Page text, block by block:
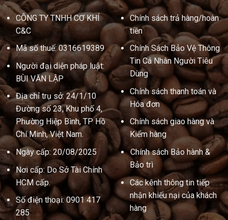
CÔNG TY TNHH CƠ KHÍ
C&C
Mã số thuế: 0316619389
Người đại diện pháp luật:
BÙI VĂN LẬP
Địa chỉ trụ sở: 24/1/10
Đường số 23, Khu phố 4,
Phường Hiệp Bình, TP Hồ
Chí Minh, Việt Nam.
Ngày cấp: 20/08/2025
Nơi cấp: Do Sở Tài Chính
HCM cấp.
Số điện thoại: 0901 417
285
Chính sách trả hàng/hoàn
tiền
Chính Sách Bảo Vệ Thông
Tin Cá Nhân Người Tiêu
Dùng
Chính sách thanh toán và
Hóa đơn
Chính sách giao hàng và
Kiểm hàng
Chính sách Bảo hành &
Bảo trì
Các kênh thông tin tiếp
nhận khiếu nại của khách
hàng